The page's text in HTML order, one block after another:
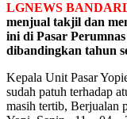
LGNEWS
menjual takjil dan
ini di Pasar
dibandingkan tahun
Kepala Unit Pasar
sudah patuh terhadap
masih tertib, Berjualan